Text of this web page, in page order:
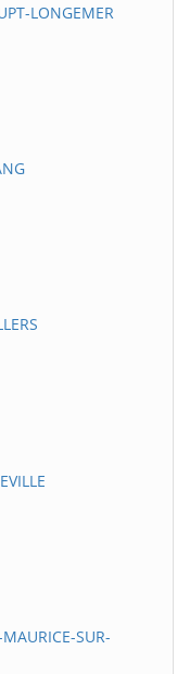
LONGEMER
SUR-